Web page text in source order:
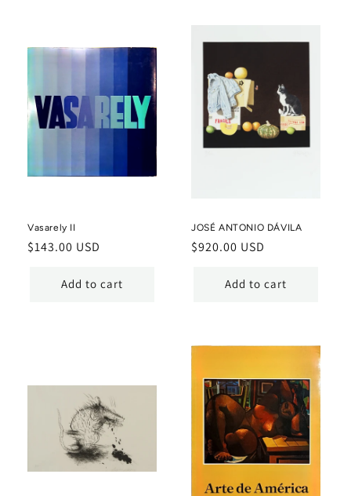
Vasarely II
Regular
$143.00 USD
Add to cart
JOSÉ ANTONIO DÁVILA
Regular
$920.00 USD
Add to cart